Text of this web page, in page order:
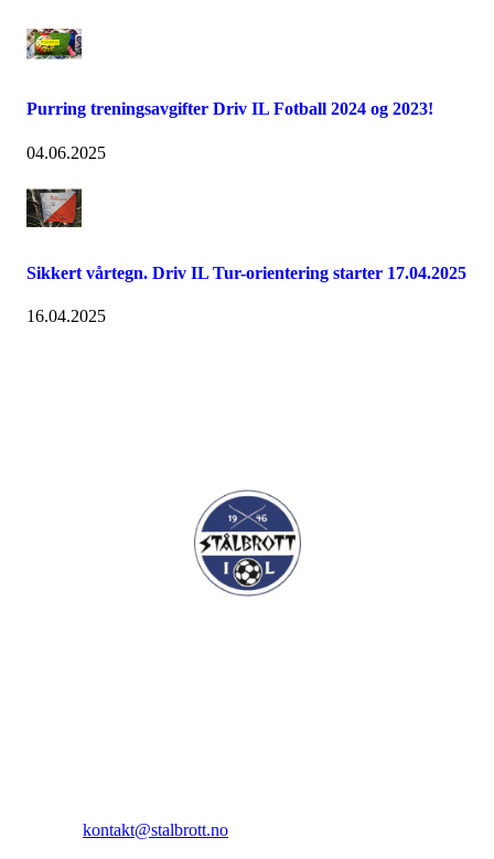
Purring treningsavgifter Driv IL Fotball 2024 og 2023!
04.06.2025
Sikkert vårtegn. Driv IL Tur-orientering starter 17.04.2025
16.04.2025
kontakt@stalbrott.no